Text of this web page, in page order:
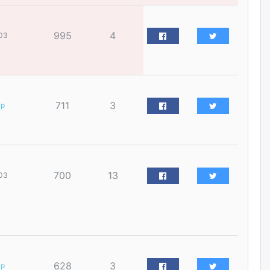
өрийн дэвтэр долоо хоногт л
тасралтгүй үргэлжилж байна
Үндсэн хууль зөрчсөн
Х.Булгантуяа, үндэсний эв
995 4
711 3
700 13
628 3